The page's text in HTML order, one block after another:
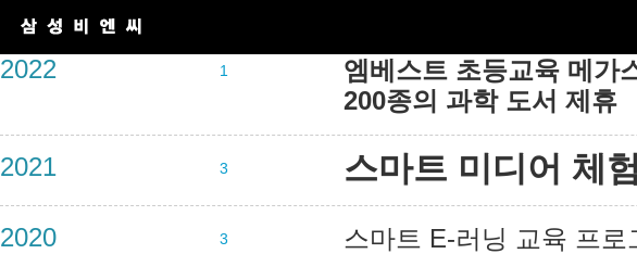
2022 1
엠베스트 초등교육 메가
200종의 과학 도서 제휴
2021 3 스마트 미디어 체
2020 3 스마트 E-러닝 교육 프로